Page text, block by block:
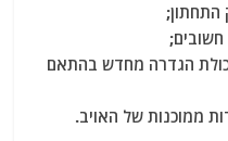
התחתון;
חשובים;
הגדרה מחדש בהתאם
ממוכנות של האויב.